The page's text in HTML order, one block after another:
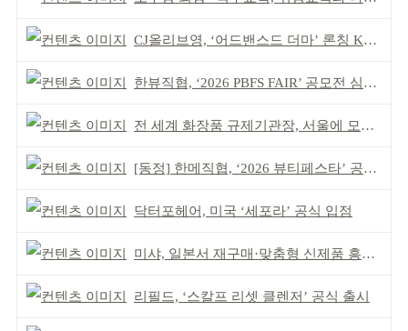
CJ올리브영, ‘어드밴스드 더마’ 론칭 K더마 육성 박차
한뷰직협, ‘2026 PBFS FAIR’ 공모전 심사 성료
전 세계 화장품 규제기관장, 서울에 모인다
[동정] 한메직협, ‘2026 뷰티페스타’ 공동 주최
닥터포헤어, 미국 ‘세포라’ 공식 입점
미샤, 일본서 재구매·맞춤형 신제품 흥행 ‘쌍끌이’
리필드, ‘스칼프 리셋 클렌저’ 공식 출시